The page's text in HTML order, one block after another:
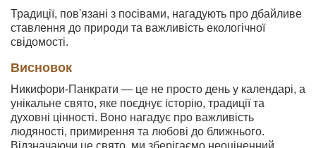
Традиції, пов'язані з посівами, нагадують про дбайливе
ставлення до природи та важливість екологічної
свідомості.
Висновок
Никифори-Панкрати — це не просто день у календарі, а
унікальне свято, яке поєднує історію, традиції та
духовні цінності. Воно нагадує про важливість
людяності, примирення та любові до ближнього.
Відзначаючи це свято, ми зберігаємо неоціненний